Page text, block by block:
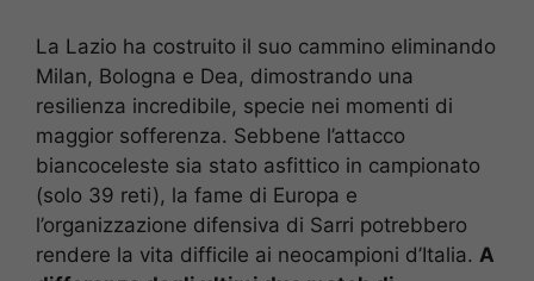
La Lazio ha costruito il suo cammino eliminando
Milan, Bologna e Dea, dimostrando una
resilienza incredibile, specie nei momenti di
maggior sofferenza. Sebbene l’attacco
biancoceleste sia stato asfittico in campionato
(solo 39 reti), la fame di Europa e
l’organizzazione difensiva di Sarri potrebbero
rendere la vita difficile ai neocampioni d’Italia. A